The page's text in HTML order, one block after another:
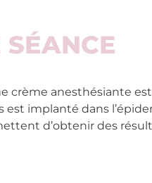
crème anesthésiante
implanté dans
d’obtenir des